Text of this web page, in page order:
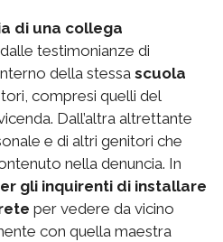
di una collega
testimonianze di
della stessa scuola
compresi quelli del
Dall’altra altrettante
e di altri genitori che
nella denuncia. In
gli inquirenti di installare
per vedere da vicino
con quella maestra